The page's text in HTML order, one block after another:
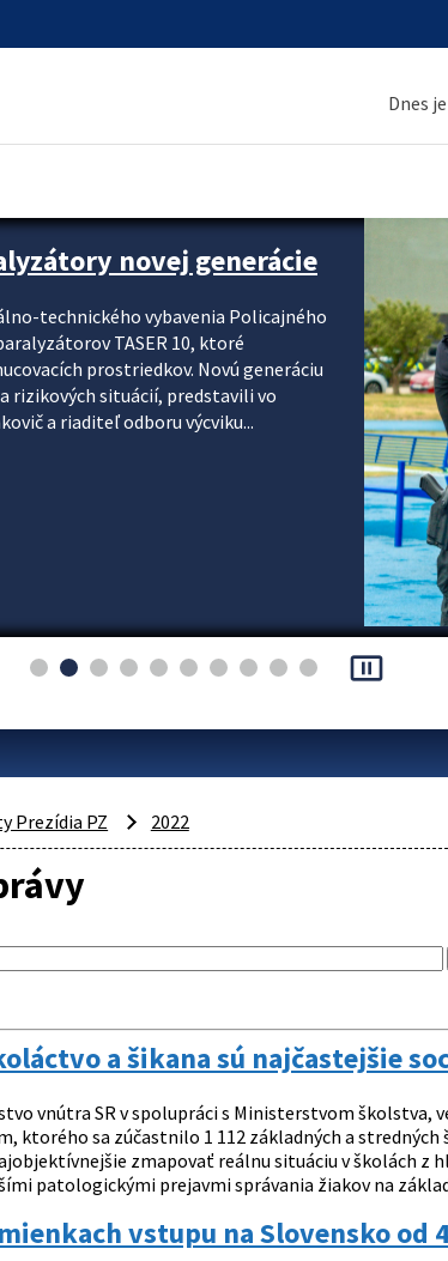
Dnes
novej generácie
technického vybavenia Policajného
TASER 10, ktoré
prostriedkov. Novú generáciu
rizikových situácií, predstavili vo
a riaditeľ odboru výcviku...
pause_presentation
Prezídia PZ 2022
a šikana sú najčastejšie
vnútra SR v spolupráci s Ministerstvom školstva,
ktorého sa zúčastnilo 1 112 základných a
zmapovať reálnu situáciu v školách z
patologickými prejavmi správania žiakov na
vstupu na Slovensko od